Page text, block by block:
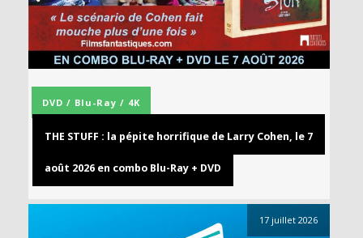
DVD / Blu-Ray / 4K
THE STUFF : la pépite horrifique de Larry Cohen, le 7
août 2026 en combo Blu-Ray + DVD
17 juillet 2026